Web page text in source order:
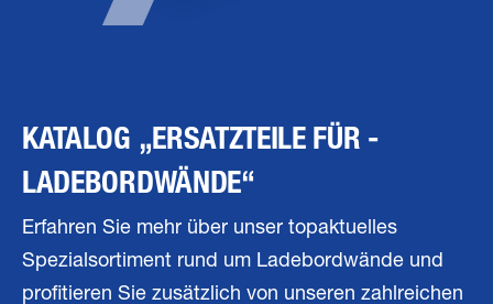
KATALOG „ERSATZTEILE FÜR ­
LADEBORDWÄNDE“
Erfahren Sie mehr über unser topaktuelles
Spezialsortiment rund um Ladebordwände und
profitieren Sie zusätzlich von unseren zahlreichen